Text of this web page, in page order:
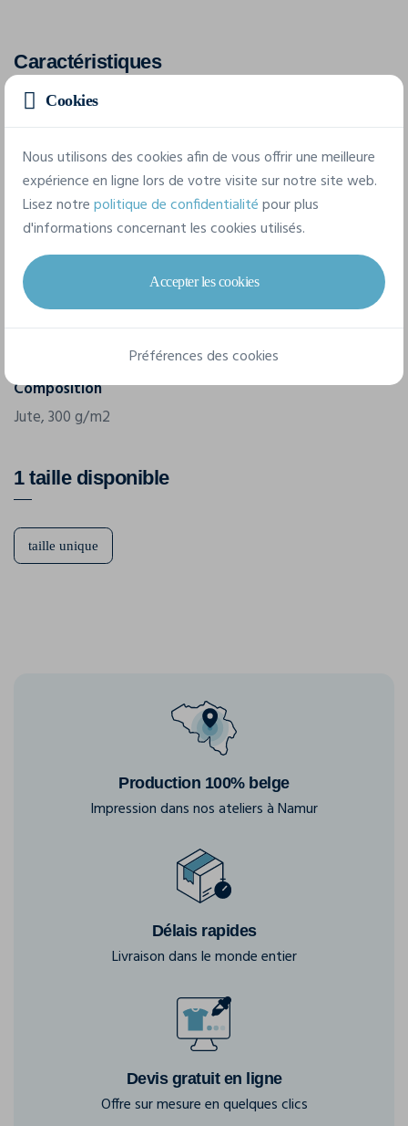
Caractéristiques
Marque
4Do
Référence
120673
Grammage
300 g/m2
Dimensions
Composition
Jute, 300 g/m2
1 taille disponible
taille unique
Production 100% belge
Impression dans nos ateliers à Namur
Délais rapides
Livraison dans le monde entier
Devis gratuit en ligne
Offre sur mesure en quelques clics
Cookies
Nous utilisons des cookies afin de vous offrir une meilleure
expérience en ligne lors de votre visite sur notre site web.
Lisez notrepolitique de confidentialitépour plus
d'informations concernant les cookies utilisés.
Accepter les cookies
Préférences des cookies